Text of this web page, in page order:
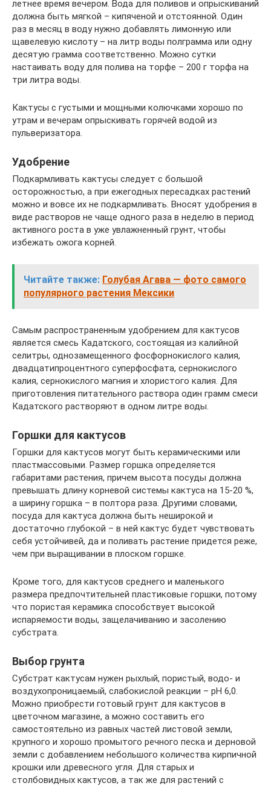
летнее время вечером. Вода для поливов и опрыскиваний
должна быть мягкой – кипяченой и отстоянной. Один
раз в месяц в воду нужно добавлять лимонную или
щавелевую кислоту – на литр воды полграмма или одну
десятую грамма соответственно. Можно сутки
настаивать воду для полива на торфе – 200 г торфа на
три литра воды.
Кактусы с густыми и мощными колючками хорошо по
утрам и вечерам опрыскивать горячей водой из
пульверизатора.
Удобрение
Подкармливать кактусы следует с большой
осторожностью, а при ежегодных пересадках растений
можно и вовсе их не подкармливать. Вносят удобрения в
виде растворов не чаще одного раза в неделю в период
активного роста в уже увлажненный грунт, чтобы
избежать ожога корней.
Читайте также: Голубая Агава — фото самого
популярного растения Мексики
Самым распространенным удобрением для кактусов
является смесь Кадатского, состоящая из калийной
селитры, однозамещенного фосфорнокислого калия,
двадцатипроцентного суперфосфата, сернокислого
калия, сернокислого магния и хлористого калия. Для
приготовления питательного раствора один грамм смеси
Кадатского растворяют в одном литре воды.
Горшки для кактусов
Горшки для кактусов могут быть керамическими или
пластмассовыми. Размер горшка определяется
габаритами растения, причем высота посуды должна
превышать длину корневой системы кактуса на 15-20 %,
а ширину горшка – в полтора раза. Другими словами,
посуда для кактуса должна быть неширокой и
достаточно глубокой – в ней кактус будет чувствовать
себя устойчивей, да и поливать растение придется реже,
чем при выращивании в плоском горшке.
Кроме того, для кактусов среднего и маленького
размера предпочтительней пластиковые горшки, потому
что пористая керамика способствует высокой
испаряемости воды, защелачиванию и засолению
субстрата.
Выбор грунта
Субстрат кактусам нужен рыхлый, пористый, водо- и
воздухопроницаемый, слабокислой реакции – pH 6,0.
Можно приобрести готовый грунт для кактусов в
цветочном магазине, а можно составить его
самостоятельно из равных частей листовой земли,
крупного и хорошо промытого речного песка и дерновой
земли с добавлением небольшого количества кирпичной
крошки или древесного угля. Для старых и
столбовидных кактусов, а так же для растений с